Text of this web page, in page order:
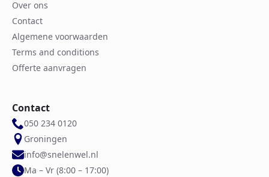
Over ons
Contact
Algemene voorwaarden
Terms and conditions
Offerte aanvragen
Contact
050 234 0120
Groningen
info@snelenwel.nl
Ma – Vr (8:00 – 17:00)